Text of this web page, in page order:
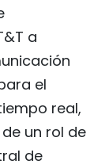
a
el
real,
un rol de
de